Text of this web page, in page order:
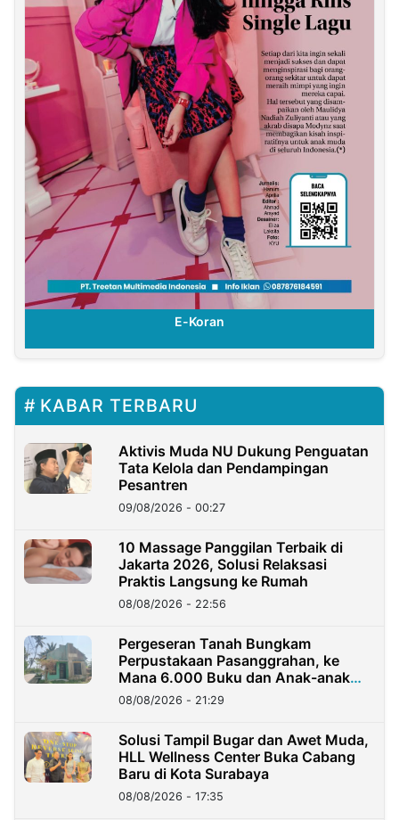
E-Koran
KABAR TERBARU
Aktivis Muda NU Dukung Penguatan
Tata Kelola dan Pendampingan
Pesantren
09/08/2026 - 00:27
10 Massage Panggilan Terbaik di
Jakarta 2026, Solusi Relaksasi
Praktis Langsung ke Rumah
08/08/2026 - 22:56
Pergeseran Tanah Bungkam
Perpustakaan Pasanggrahan, ke
Mana 6.000 Buku dan Anak-anak
Kini?
08/08/2026 - 21:29
Solusi Tampil Bugar dan Awet Muda,
HLL Wellness Center Buka Cabang
Baru di Kota Surabaya
08/08/2026 - 17:35